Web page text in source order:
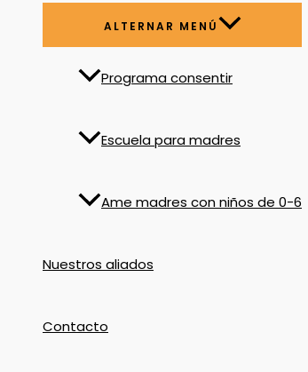
ALTERNAR MENÚ
Programa consentir
Escuela para madres
Ame madres con niños de 0-6
Nuestros aliados
Contacto